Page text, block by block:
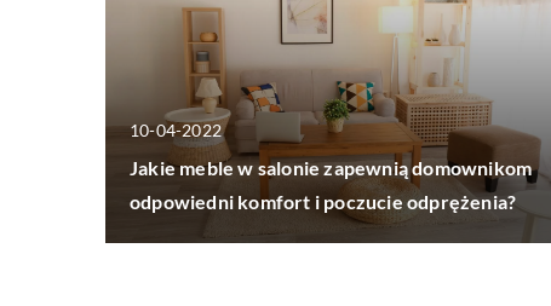
10-04-2022
Jakie meble w salonie zapewnią domownikom
odpowiedni komfort i poczucie odprężenia?